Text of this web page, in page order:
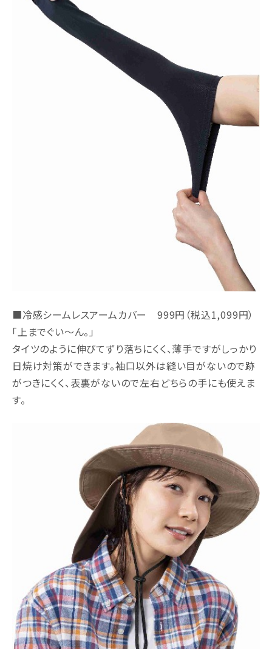
■冷感シームレスアームカバー 999円（税込1,099円）
「上までぐい～ん。」
タイツのように伸びてずり落ちにくく、薄手ですがしっかり
日焼け対策ができます。袖口以外は縫い目がないので跡
がつきにくく、表裏がないので左右どちらの手にも使えま
す。